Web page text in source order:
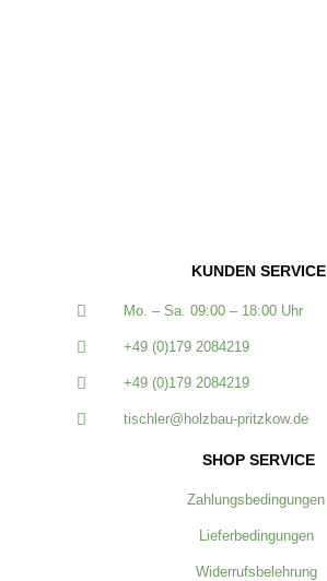
KUNDEN SERVICE
Mo. – Sa. 09:00 – 18:00 Uhr
+49 (0)179 2084219
+49 (0)179 2084219
tischler@holzbau-pritzkow.de
SHOP SERVICE
Zahlungsbedingungen
Lieferbedingungen
Widerrufsbelehrung